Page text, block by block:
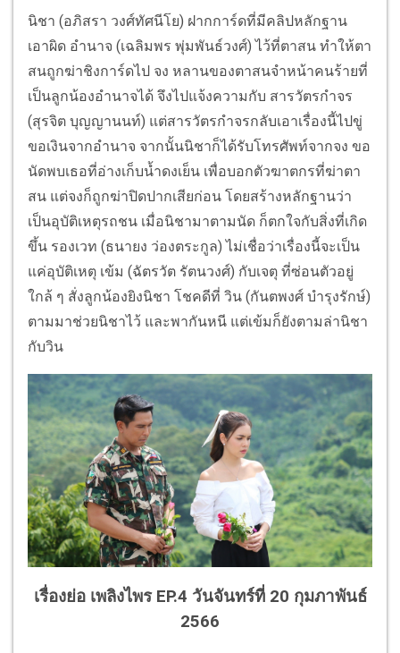
นิชา (อภิสรา วงศ์ทัศนีโย) ฝากการ์ดที่มีคลิปหลักฐาน
เอาผิด อำนาจ (เฉลิมพร พุ่มพันธ์วงศ์) ไว้ที่ตาสน ทำให้ตา
สนถูกฆ่าชิงการ์ดไป จง หลานของตาสนจำหน้าคนร้ายที่
เป็นลูกน้องอำนาจได้ จึงไปแจ้งความกับ สารวัตรกำจร
(สุรจิต บุญญานนท์) แต่สารวัตรกำจรกลับเอาเรื่องนี้ไปขู่
ขอเงินจากอำนาจ จากนั้นนิชาก็ได้รับโทรศัพท์จากจง ขอ
นัดพบเธอที่อ่างเก็บน้ำดงเย็น เพื่อบอกตัวฆาตกรที่ฆ่าตา
สน แต่จงก็ถูกฆ่าปิดปากเสียก่อน โดยสร้างหลักฐานว่า
เป็นอุบัติเหตุรถชน เมื่อนิชามาตามนัด ก็ตกใจกับสิ่งที่เกิด
ขึ้น รองเวท (ธนายง ว่องตระกูล) ไม่เชื่อว่าเรื่องนี้จะเป็น
แค่อุบัติเหตุ เข้ม (ฉัตรวัต รัตนวงศ์) กับเจตุ ที่ซ่อนตัวอยู่
ใกล้ ๆ สั่งลูกน้องยิงนิชา โชคดีที่ วิน (กันตพงศ์ บำรุงรักษ์)
ตามมาช่วยนิชาไว้ และพากันหนี แต่เข้มก็ยังตามล่านิชา
กับวิน
เรื่องย่อ เพลิงไพร EP.4 วันจันทร์ที่ 20 กุมภาพันธ์
2566